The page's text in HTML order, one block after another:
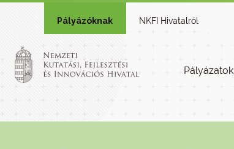
Pályázóknak NKFI Hivatalról
Pályázatok